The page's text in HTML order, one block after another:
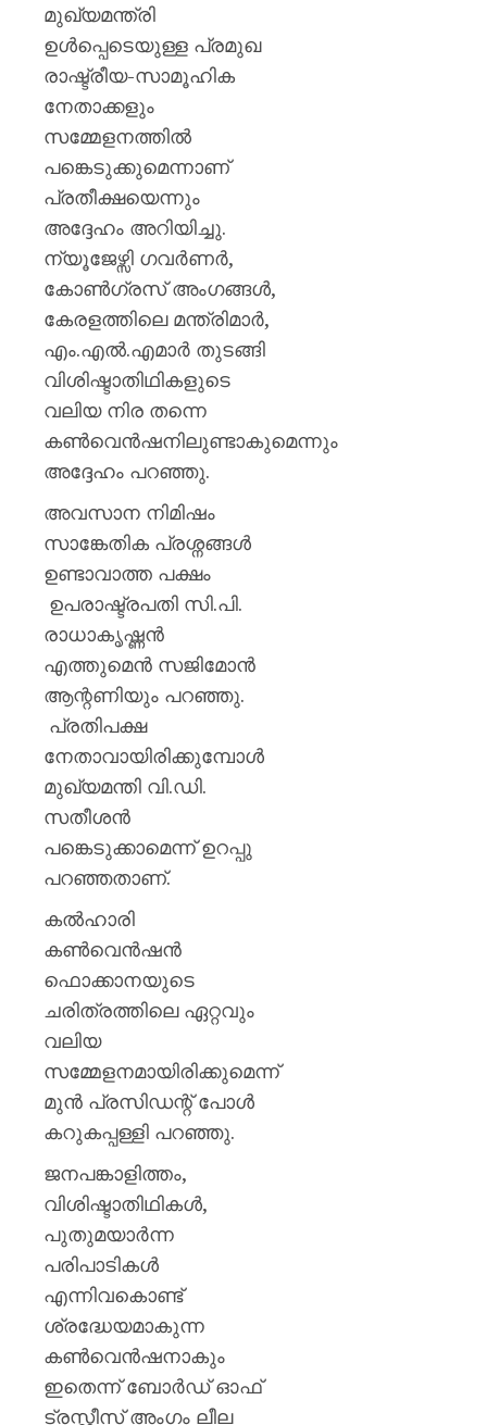
മുഖ്യമന്ത്രി
ഉൾപ്പെടെയുള്ള പ്രമുഖ
രാഷ്ട്രീയ-സാമൂഹിക
നേതാക്കളും
സമ്മേളനത്തിൽ
പങ്കെടുക്കുമെന്നാണ്
പ്രതീക്ഷയെന്നും
അദ്ദേഹം അറിയിച്ചു.
ന്യൂജേഴ്സി ഗവർണർ,
കോൺഗ്രസ് അംഗങ്ങൾ,
കേരളത്തിലെ മന്ത്രിമാർ,
എം.എൽ.എമാർ തുടങ്ങി
വിശിഷ്ടാതിഥികളുടെ
വലിയ നിര തന്നെ
കൺവെൻഷനിലുണ്ടാകുമെന്നും
അദ്ദേഹം പറഞ്ഞു.
അവസാന നിമിഷം
സാങ്കേതിക പ്രശ്നങ്ങൾ
ഉണ്ടാവാത്ത പക്ഷം
ഉപരാഷ്ട്രപതി സി.പി.
രാധാകൃഷ്ണൻ
എത്തുമെൻ സജിമോൻ
ആന്റണിയും പറഞ്ഞു.
പ്രതിപക്ഷ
നേതാവായിരിക്കുമ്പോൾ
മുഖ്യമന്തി വി.ഡി.
സതീശൻ
പങ്കെടുക്കാമെന്ന് ഉറപ്പു
പറഞ്ഞതാണ്.
കൽഹാരി
കൺവെൻഷൻ
ഫൊക്കാനയുടെ
ചരിത്രത്തിലെ ഏറ്റവും
വലിയ
സമ്മേളനമായിരിക്കുമെന്ന്
മുൻ പ്രസിഡന്റ് പോൾ
കറുകപ്പള്ളി പറഞ്ഞു.
ജനപങ്കാളിത്തം,
വിശിഷ്ടാതിഥികൾ,
പുതുമയാർന്ന
പരിപാടികൾ
എന്നിവകൊണ്ട്
ശ്രദ്ധേയമാകുന്ന
കൺവെൻഷനാകും
ഇതെന്ന് ബോർഡ് ഓഫ്
ട്രസ്റ്റീസ് അംഗം ലീല